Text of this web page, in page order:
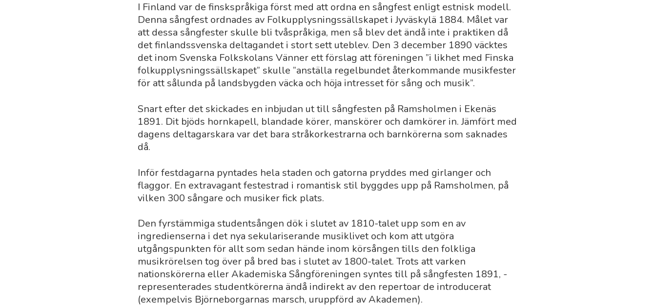
I Finland var de finskspråkiga först med att ordna en sångfest enligt estnisk modell.
Denna sångfest ordnades av Folkupplysnings­sällskapet i Jyväskylä 1884. Målet var
att dessa sångfester skulle bli tvåspråkiga, men så blev det ändå inte i praktiken då
det finlandssvenska deltagandet i stort sett uteblev. Den 3 december 1890 väcktes
det inom Svenska Folkskolans Vänner ett förslag att föreningen ”i likhet med Finska
folkupplysningssällskapet” skulle ”anställa regelbundet återkommande musikfester
för att sålunda på landsbygden väcka och höja intresset för sång och musik”.
Snart efter det skickades en inbjudan ut till sångfesten på Ramsholmen i Ekenäs
1891. Dit bjöds hornkapell, blandade körer, manskörer och damkörer in. Jämfört med
dagens deltagarskara var det bara stråkorkestrarna och barn­körerna som saknades
då.
Inför festdagarna pyntades hela staden och gatorna pryddes med girlanger och
flaggor. En extravagant festestrad i romantisk stil byggdes upp på Ramsholmen, på
vilken 300 sångare och musiker fick plats.
Den fyrstämmiga studentsången dök i slutet av 1810-talet upp som en av
ingredienserna i det nya sekulariserande musiklivet och kom att utgöra
utgångspunkten för allt som sedan hände inom körsången tills den folkliga
musikrörelsen tog över på bred bas i slutet av 1800-talet. Trots att varken
nationskörerna eller Akademiska Sångföreningen syntes till på sångfesten 1891, ­
representerades studentkörerna ändå indirekt av den repertoar de introducerat
(exempelvis Björneborgarnas marsch, uruppförd av Akademen).